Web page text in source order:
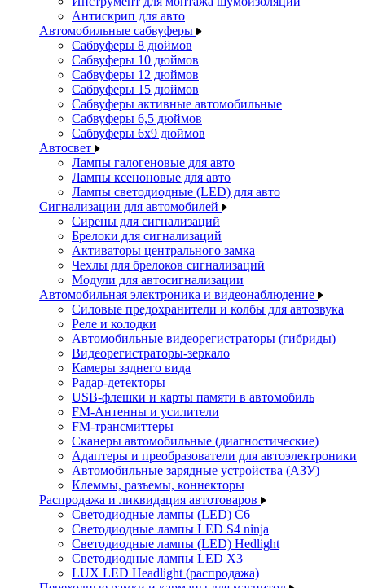
Антискрип для авто
Автомобильные сабвуферы
Сабвуферы 8 дюймов
Сабвуферы 10 дюймов
Сабвуферы 12 дюймов
Сабвуферы 15 дюймов
Сабвуферы активные автомобильные
Сабвуферы 6,5 дюймов
Сабвуферы 6x9 дюймов
Автосвет
Лампы галогеновые для авто
Лампы ксеноновые для авто
Лампы светодиодные (LED) для авто
Сигнализации для автомобилей
Сирены для сигнализаций
Брелоки для сигнализаций
Активаторы центрального замка
Чехлы для брелоков сигнализаций
Модули для автосигнализации
Автомобильная электроника и видеонаблюдение
Силовые предохранители и колбы для автозвука
Реле и колодки
Автомобильные видеорегистраторы (гибриды)
Видеорегистраторы-зеркало
Камеры заднего вида
Радар-детекторы
USB-флешки и карты памяти в автомобиль
FM-Антенны и усилители
FM-трансмиттеры
Сканеры автомобильные (диагностические)
Адаптеры и преобразователи для автоэлектроники
Автомобильные зарядные устройства (АЗУ)
Клеммы, разъемы, коннекторы
Распродажа и ликвидация автотоваров
Светодиодные лампы (LED) C6
Светодиодные лампы LED S4 ninja
Светодиодные лампы (LED) Hedlight
Светодиодные лампы LED X3
LUX LED Headlight (распродажа)